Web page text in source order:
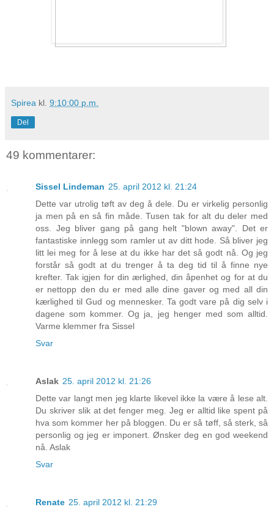
Spirea kl. 9:10:00 p.m.
Del
49 kommentarer:
Sissel Lindeman 25. april 2012 kl. 21:24
Dette var utrolig tøft av deg å dele. Du er virkelig personlig
ja men på en så fin måde. Tusen tak for alt du deler med
oss. Jeg bliver gang på gang helt "blown away". Det er
fantastiske innlegg som ramler ut av ditt hode. Så bliver jeg
litt lei meg for å lese at du ikke har det så godt nå. Og jeg
forstår så godt at du trenger å ta deg tid til å finne nye
krefter. Tak igjen for din ærlighed, din åpenhet og for at du
er nettopp den du er med alle dine gaver og med all din
kærlighed til Gud og mennesker. Ta godt vare på dig selv i
dagene som kommer. Og ja, jeg henger med som alltid.
Varme klemmer fra Sissel
Svar
Aslak 25. april 2012 kl. 21:26
Dette var langt men jeg klarte likevel ikke la være å lese alt.
Du skriver slik at det fenger meg. Jeg er alltid like spent på
hva som kommer her på bloggen. Du er så tøff, så sterk, så
personlig og jeg er imponert. Ønsker deg en god weekend
nå. Aslak
Svar
Renate 25. april 2012 kl. 21:29